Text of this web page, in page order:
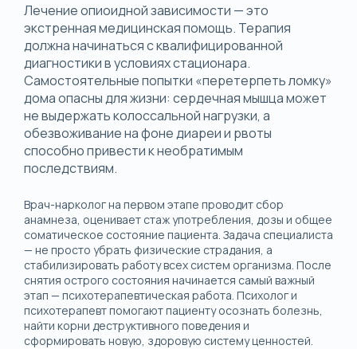
Лечение опиоидной зависимости — это
экстренная медицинская помощь. Терапия
должна начинаться с квалифицированной
диагностики в условиях стационара.
Самостоятельные попытки «перетерпеть ломку»
дома опасны для жизни: сердечная мышца может
не выдержать колоссальной нагрузки, а
обезвоживание на фоне диареи и рвоты
способно привести к необратимым
последствиям.
Врач-нарколог на первом этапе проводит сбор
анамнеза, оценивает стаж употребления, дозы и общее
соматическое состояние пациента. Задача специалиста
— не просто убрать физические страдания, а
стабилизировать работу всех систем организма. После
снятия острого состояния начинается самый важный
этап — психотерапевтическая работа. Психолог и
психотерапевт помогают пациенту осознать болезнь,
найти корни деструктивного поведения и
сформировать новую, здоровую систему ценностей.